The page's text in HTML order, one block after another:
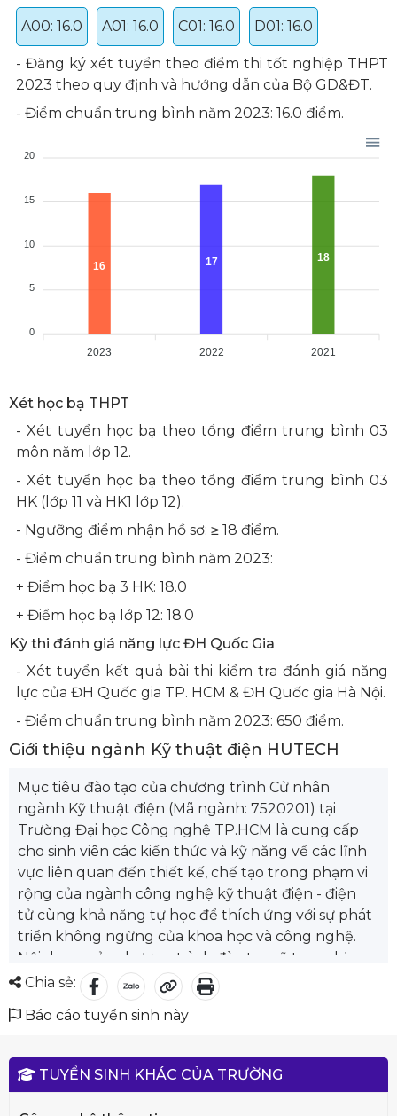
A00: 16.0 A01: 16.0 C01: 16.0 D01: 16.0
- Đăng ký xét tuyển theo điểm thi tốt nghiệp THPT
2023 theo quy định và hướng dẫn của Bộ GD&ĐT.
- Điểm chuẩn trung bình năm 2023: 16.0 điểm.
2023 2022 2021
16 17 18
20
15
10
5
0
Xét học bạ THPT
- Xét tuyển học bạ theo tổng điểm trung bình 03
môn năm lớp 12.
- Xét tuyển học bạ theo tổng điểm trung bình 03
HK (lớp 11 và HK1 lớp 12).
- Ngưỡng điểm nhận hồ sơ: ≥ 18 điểm.
- Điểm chuẩn trung bình năm 2023:
+ Điểm học bạ 3 HK: 18.0
+ Điểm học bạ lớp 12: 18.0
Kỳ thi đánh giá năng lực ĐH Quốc Gia
- Xét tuyển kết quả bài thi kiểm tra đánh giá năng
lực của ĐH Quốc gia TP. HCM & ĐH Quốc gia Hà Nội.
- Điểm chuẩn trung bình năm 2023: 650 điểm.
Giới thiệu ngành Kỹ thuật điện HUTECH
Mục tiêu đào tạo của chương trình Cử nhân
ngành Kỹ thuật điện (Mã ngành: 7520201) tại
Trường Đại học Công nghệ TP.HCM là cung cấp
cho sinh viên các kiến thức và kỹ năng về các lĩnh
vực liên quan đến thiết kế, chế tạo trong phạm vi
rộng của ngành công nghệ kỹ thuật điện - điện
tử cùng khả năng tự học để thích ứng với sự phát
triển không ngừng của khoa học và công nghệ.
Nội dung của chương trình đào tạo sẽ trang bị
cho sinh viên các kiến thức từ nền tảng đến nâng
cao về điện ở mức độ vĩ mô, cũng như các kỹ năng
cần thiết giúp sinh viên có đủ năng lực hành
thuật điện sau khi tốt nghiệp. Khả năng học hỏi và
thích ứng nhanh với kỹ thuật, công nghệ, khả
Chia sẻ:
Báo cáo tuyển sinh này
TUYỂN SINH KHÁC CỦA TRƯỜNG